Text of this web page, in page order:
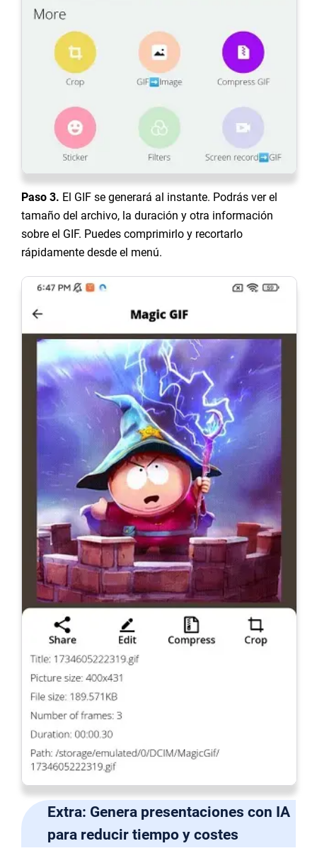
Paso 3. El GIF se generará al instante. Podrás ver el
tamaño del archivo, la duración y otra información
sobre el GIF. Puedes comprimirlo y recortarlo
rápidamente desde el menú.
Extra: Genera presentaciones con IA
para reducir tiempo y costes